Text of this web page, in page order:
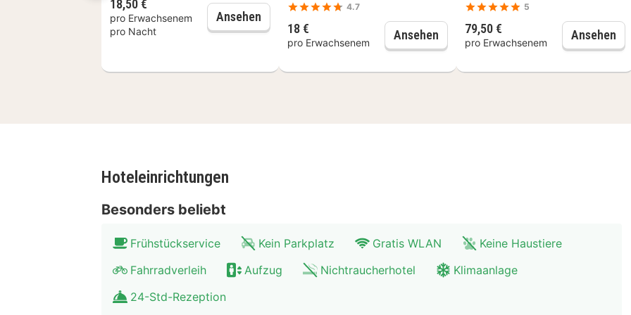
4.7
18 €
pro Erwachsenem
Ansehen Centraal Museum Utrecht: Eintritt
5
79,50 €
pro Erwachsenem
Ansehen
18,50 €
pro Erwachsenem
pro Nacht
Ansehen Frühstück
Hoteleinrichtungen
Besonders beliebt
Frühstückservice Kein Parkplatz Gratis WLAN
Keine Haustiere
Fahrradverleih
Aufzug Nichtraucherhotel
Klimaanlage
24-Std-Rezeption